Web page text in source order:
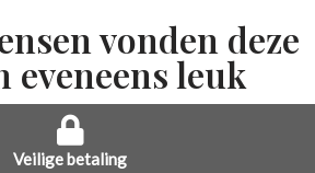
vonden deze
eveneens leuk
Veilige betaling